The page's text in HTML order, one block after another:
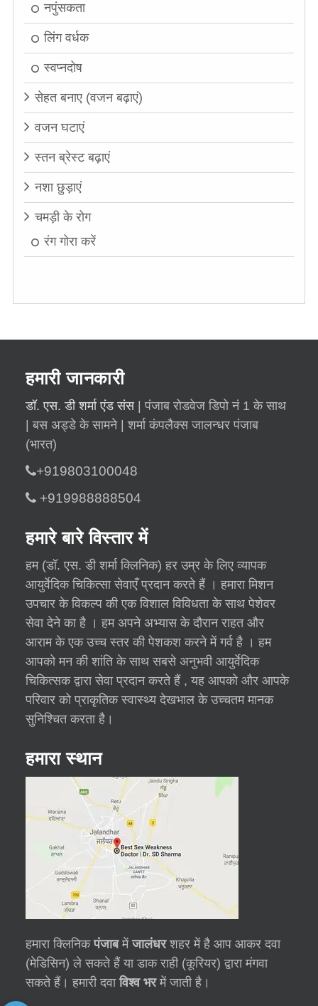
नपुंसकता
लिंग वर्धक
स्वप्नदोष
सेहत बनाए (वजन बढ़ाएं)
वजन घटाएं
स्तन ब्रेस्ट बढ़ाएं
नशा छुड़ाएं
चमड़ी के रोग
रंग गोरा करें
हमारी जानकारी
डॉ. एस. डी शर्मा एंड संस| पंजाब रोडवेज डिपो नं 1 के साथ
| बस अड्डे के सामने | शर्मा कंपलैक्स जालन्धर पंजाब
(भारत)
+919803100048
+919988888504
हमारे बारे विस्तार में
हम (डॉ. एस. डी शर्मा क्लिनिक) हर उम्र के लिए व्यापक
आयुर्वेदिक चिकित्सा सेवाएँ प्रदान करते हैं । हमारा मिशन
उपचार के विकल्प की एक विशाल विविधता के साथ पेशेवर
सेवा देने का है । हम अपने अभ्यास के दौरान राहत और
आराम के एक उच्च स्तर की पेशकश करने में गर्व है । हम
आपको मन की शांति के साथ सबसे अनुभवी आयुर्वेदिक
चिकित्सक द्वारा सेवा प्रदान करते हैं , यह आपको और आपके
परिवार को प्राकृतिक स्वास्थ्य देखभाल के उच्चतम मानक
सुनिश्चित करता है।
हमारा स्थान
हमारा क्लिनिकपंजाबमेंजालंधरशहर में है आप आकर दवा
(मेडिसिन) ले सकते हैं या डाक राही (कूरियर) द्वारा मंगवा
सकते हैं। हमारी दवाविश्व भरमें जाती है।